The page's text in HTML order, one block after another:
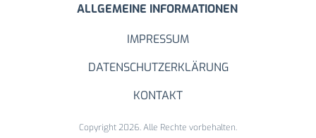
ALLGEMEINE INFORMATIONEN
IMPRESSUM
DATENSCHUTZERKLÄRUNG
KONTAKT
Copyright 2026. Alle Rechte vorbehalten.